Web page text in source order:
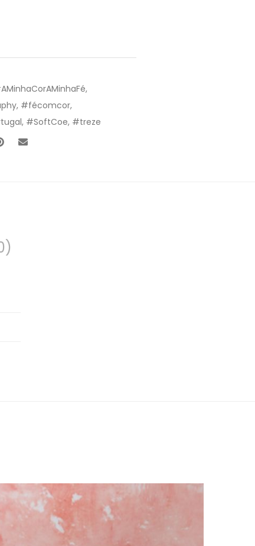
,
, #fécomcor,
, #SoftCoe, #treze